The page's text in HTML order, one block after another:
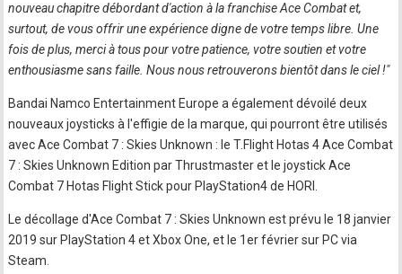
nouveau chapitre débordant d'action à la franchise Ace Combat et,
surtout, de vous offrir une expérience digne de votre temps libre. Une
fois de plus, merci à tous pour votre patience, votre soutien et votre
enthousiasme sans faille. Nous nous retrouverons bientôt dans le ciel !"
Bandai Namco Entertainment Europe a également dévoilé deux
nouveaux joysticks à l'effigie de la marque, qui pourront être utilisés
avec Ace Combat 7 : Skies Unknown : le T.Flight Hotas 4 Ace Combat
7 : Skies Unknown Edition par Thrustmaster et le joystick Ace
Combat 7 Hotas Flight Stick pour PlayStation4 de HORI.
Le décollage d'Ace Combat 7 : Skies Unknown est prévu le 18 janvier
2019 sur PlayStation 4 et Xbox One, et le 1er février sur PC via
Steam.